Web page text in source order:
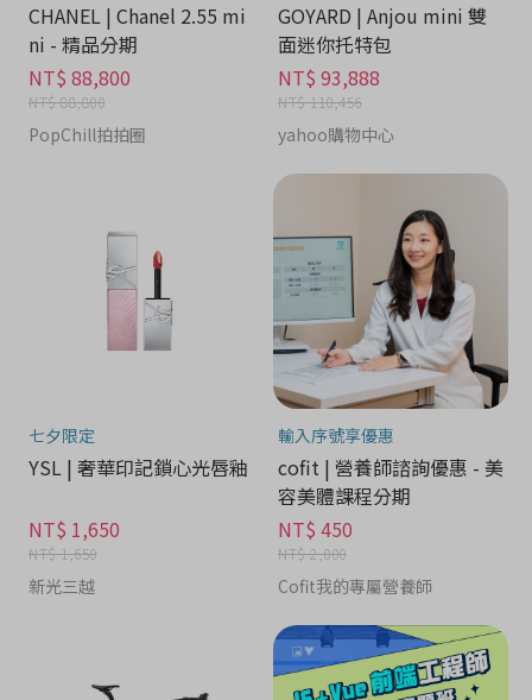
CHANEL | Chanel 2.55 mi
ni - 精品分期
NT$ 88,800
NT$ 88,800
PopChill拍拍圈
GOYARD | Anjou mini 雙
面迷你托特包
NT$ 93,888
NT$ 110,456
yahoo購物中心
七夕限定
YSL | 奢華印記鎖心光唇釉
NT$ 1,650
NT$ 1,650
新光三越
輸入序號享優惠
cofit | 營養師諮詢優惠 - 美
容美體課程分期
NT$ 450
NT$ 2,000
Cofit我的專屬營養師